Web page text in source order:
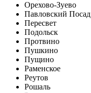
Орехово-Зуево
Павловский Посад
Пересвет
Подольск
Протвино
Пушкино
Пущино
Раменское
Реутов
Рошаль